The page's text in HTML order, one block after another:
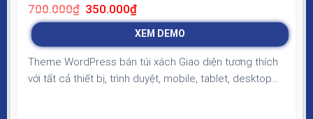
700.000₫ Giá
gốc
là:
350.000₫Giá
tại
là:
XEM DEMO
Theme WordPress bán túi xách Giao diện tương thích
với tất cả thiết bị, trình duyệt, mobile, tablet, desktop…